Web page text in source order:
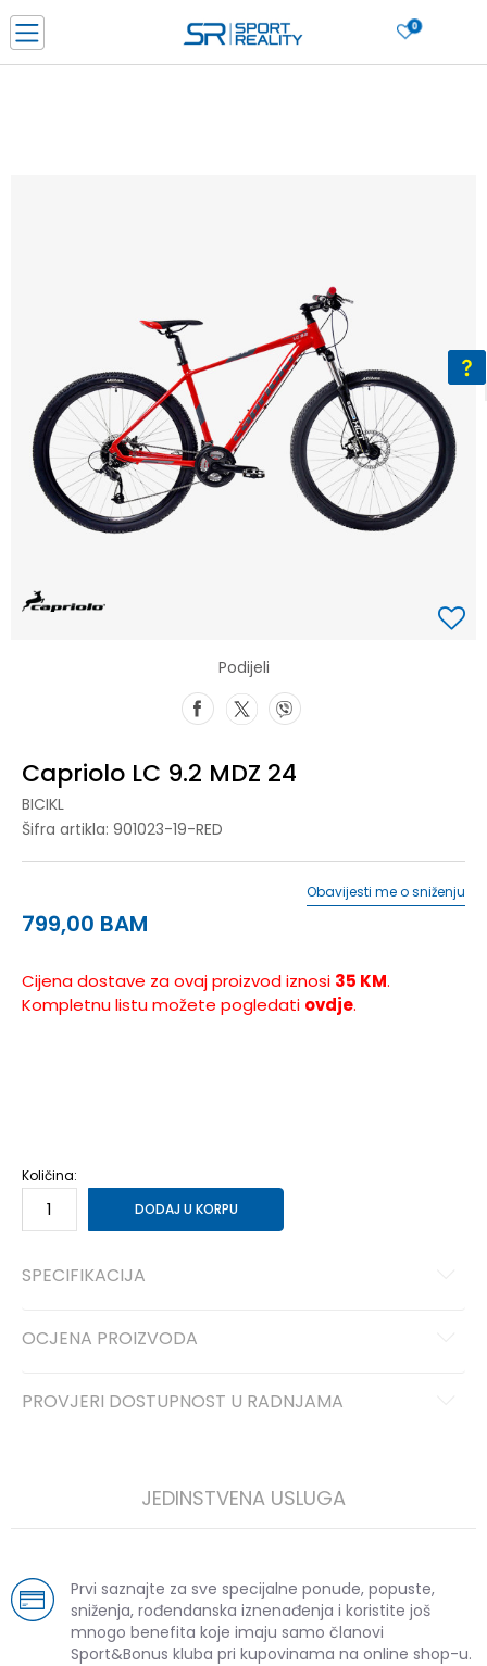
0
Podijeli
Capriolo LC 9.2 MDZ 24
BICIKL
Šifra artikla: 901023-19-RED
799,00 BAM
Obavijesti me o sniženju
Cijena dostave za ovaj proizvod iznosi 35 KM.
Kompletnu listu možete pogledati ovdje.
Količina:
DODAJ U KORPU
SPECIFIKACIJA
OCJENA PROIZVODA
PROVJERI DOSTUPNOST U RADNJAMA
JEDINSTVENA USLUGA
Prvi saznajte za sve specijalne ponude, popuste,
sniženja, rođendanska iznenađenja i koristite još
mnogo benefita koje imaju samo članovi
Sport&Bonus kluba pri kupovinama na online shop-u.